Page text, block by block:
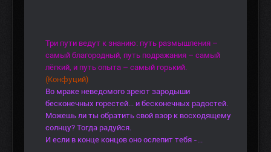
Три пути ведут к знанию: путь размышления –
самый благородный, путь подражания – самый
лёгкий, и путь опыта – самый горький.
(Конфуций)
Во мраке неведомого зреют зародыши
бесконечных горестей... и бесконечных радостей.
Можешь ли ты обратить свой взор к восходящему
солнцу? Тогда радуйся.
И если в конце концов оно ослепит тебя -...